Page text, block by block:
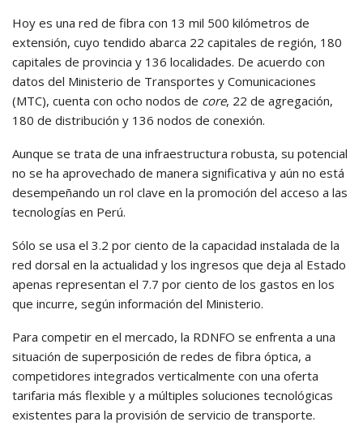
Hoy es una red de fibra con 13 mil 500 kilómetros de
extensión, cuyo tendido abarca 22 capitales de región, 180
capitales de provincia y 136 localidades. De acuerdo con
datos del Ministerio de Transportes y Comunicaciones
(MTC), cuenta con ocho nodos de core, 22 de agregación,
180 de distribución y 136 nodos de conexión.
Aunque se trata de una infraestructura robusta, su potencial
no se ha aprovechado de manera significativa y aún no está
desempeñando un rol clave en la promoción del acceso a las
tecnologías en Perú.
Sólo se usa el 3.2 por ciento de la capacidad instalada de la
red dorsal en la actualidad y los ingresos que deja al Estado
apenas representan el 7.7 por ciento de los gastos en los
que incurre, según información del Ministerio.
Para competir en el mercado, la RDNFO se enfrenta a una
situación de superposición de redes de fibra óptica, a
competidores integrados verticalmente con una oferta
tarifaria más flexible y a múltiples soluciones tecnológicas
existentes para la provisión de servicio de transporte.